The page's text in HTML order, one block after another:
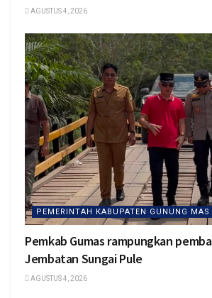
AGUSTUS 4, 2026
PEMERINTAH KABUPATEN GUNUNG MAS
Pemkab Gumas rampungkan
Jembatan Sungai Pule
AGUSTUS 4, 2026